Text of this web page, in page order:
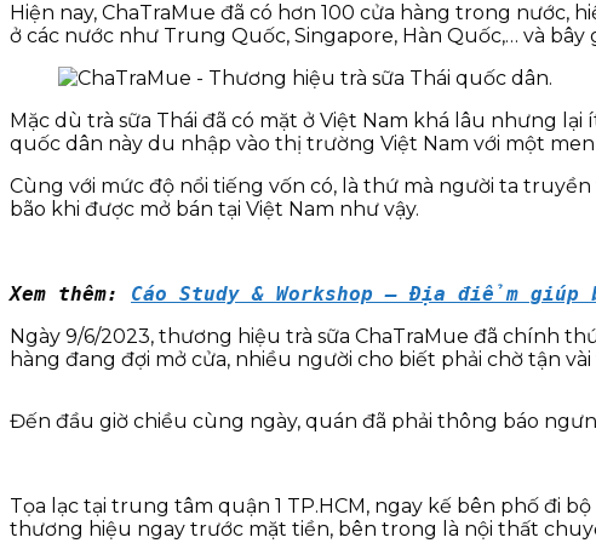
Hiện nay, ChaTraMue đã có hơn 100 cửa hàng trong
ở các nước như Trung Quốc, Singapore, Hàn Quốc,… và bây
Mặc dù trà sữa Thái đã có mặt ở Việt Nam khá lâu nhưng
quốc dân này du nhập vào thị trường Việt Nam với một
Cùng với mức độ nổi tiếng vốn có, là thứ mà người ta
bão khi được mở bán tại Việt Nam như vậy.
Xem thêm: Cáo Study & Workshop – Địa điểm
Ngày 9/6/2023, thương hiệu trà sữa ChaTraMue đã chính
hàng đang đợi mở cửa, nhiều người cho biết phải chờ tận
Đến đầu giờ chiều cùng ngày, quán đã phải thông báo
Tọa lạc tại trung tâm quận 1 TP.HCM, ngay kế bên phố đi
thương hiệu ngay trước mặt tiền, bên trong là nội thất